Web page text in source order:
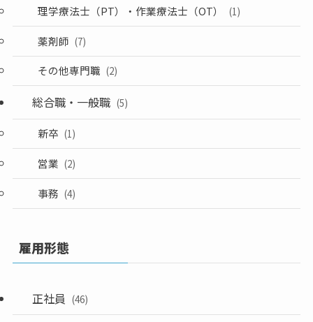
理学療法士（PT）・作業療法士（OT） (1)
薬剤師 (7)
その他専門職 (2)
総合職・一般職 (5)
新卒 (1)
営業 (2)
事務 (4)
雇用形態
正社員 (46)